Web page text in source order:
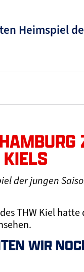
Heimspiel
KIELS
der jungen
THW Kiel hatte
WIR